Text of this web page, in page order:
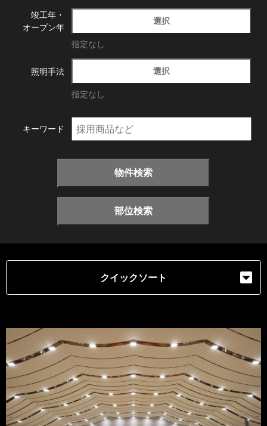
竣工年・
オープン年
選択
指定なし
照明手法 選択
指定なし
キーワード
物件検索
部位検索
クイックソート